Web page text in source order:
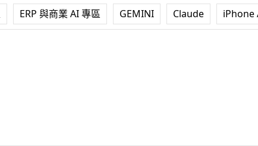
ERP 與商業 AI 專區 GEMINI Claude iPhone